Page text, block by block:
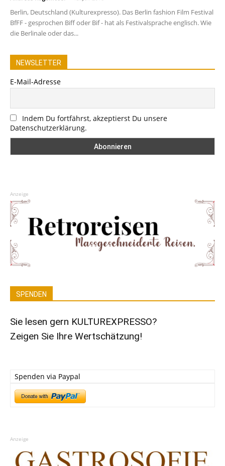
Berlin, Deutschland (Kulturexpresso). Das Berlin fashion Film Festival
BfFF - gesprochen Biff oder Bif - hat als Festivalsprache englisch. Wie
die Berlinale oder das...
NEWSLETTER
E-Mail-Adresse
Indem Du fortfährst, akzeptierst Du unsere
Datenschutzerklärung.
Anzeige
SPENDEN
Sie lesen gern KULTUREXPRESSO?
Zeigen Sie Ihre Wertschätzung!
Spenden via Paypal
Anzeige